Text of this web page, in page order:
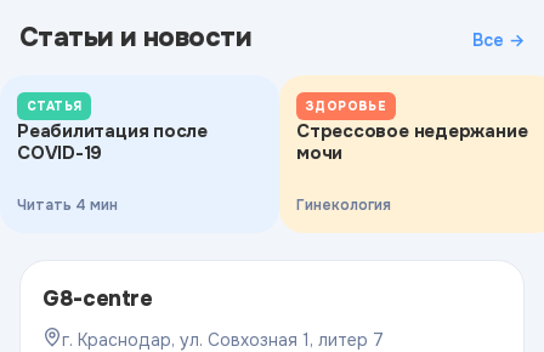
Статьи и новости Все →
СТАТЬЯ
Реабилитация после
COVID-19
Читать 4 мин
ЗДОРОВЬЕ
Стрессовое недержание
мочи
Гинекология
G8-centre
г. Краснодар, ул. Совхозная 1, литер 7